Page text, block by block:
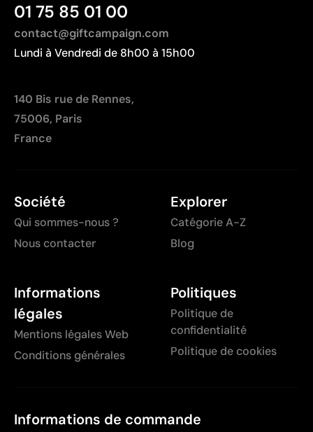
01 75 85 01 00
contact@giftcampaign.com
Lundi à Vendredi de 8h00 à 15h00
140 Bis rue de Rennes,
75006, Paris
France
Société
Qui sommes-nous ?
Nous contacter
Explorer
Catégorie A-Z
Blog
Informations
légales
Mentions légales Web
Conditions générales
Politiques
Politique de
confidentialité
Politique de cookies
Informations de commande